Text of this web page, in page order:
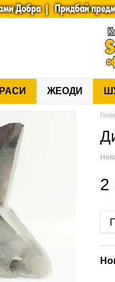
ЖЕОДИ
2